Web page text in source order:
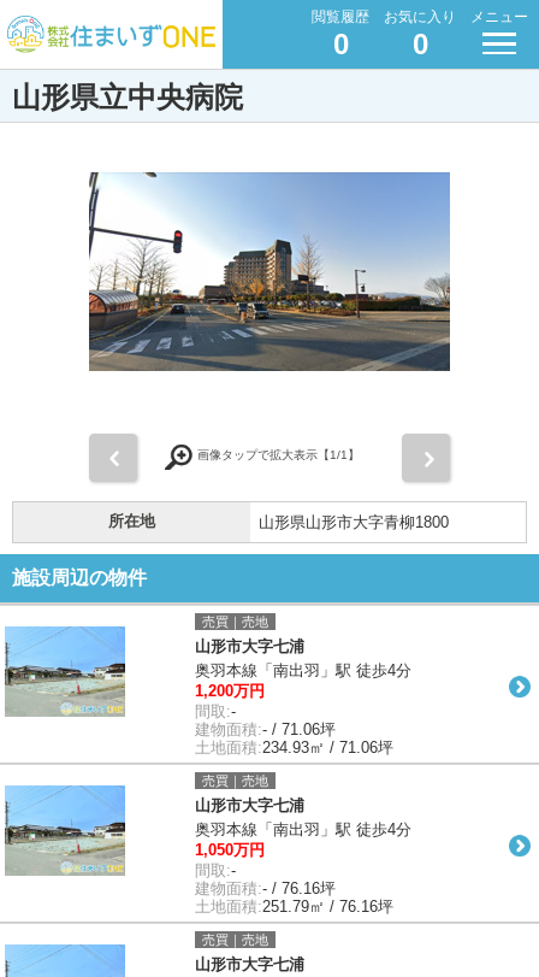
閲覧履歴
0
お気に入り
0
メニュー
山形県立中央病院
画像タップで拡大表示【1/1】
所在地 山形県山形市大字青柳1800
施設周辺の物件
売買｜売地
山形市大字七浦
奥羽本線「南出羽」駅 徒歩4分
1,200万円
間取:-
建物面積:- / 71.06坪
土地面積:234.93㎡ / 71.06坪
売買｜売地
山形市大字七浦
奥羽本線「南出羽」駅 徒歩4分
1,050万円
間取:-
建物面積:- / 76.16坪
土地面積:251.79㎡ / 76.16坪
売買｜売地
山形市大字七浦